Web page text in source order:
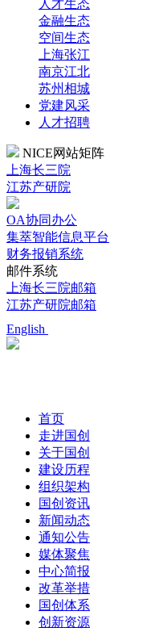
人才生态
金融生态
空间生态
上海张江
南京江北
苏州相城
党建风采
人才招聘
NICE网站矩阵
上海长三院
江苏产研院
OA协同办公
集萃智能信息平台
财务报销系统
邮件系统
上海长三院邮箱
江苏产研院邮箱
English
首页
走进国创
关于国创
建设历程
组织架构
国创资讯
新闻动态
通知公告
媒体聚焦
中心简报
改革举措
国创体系
创新资源